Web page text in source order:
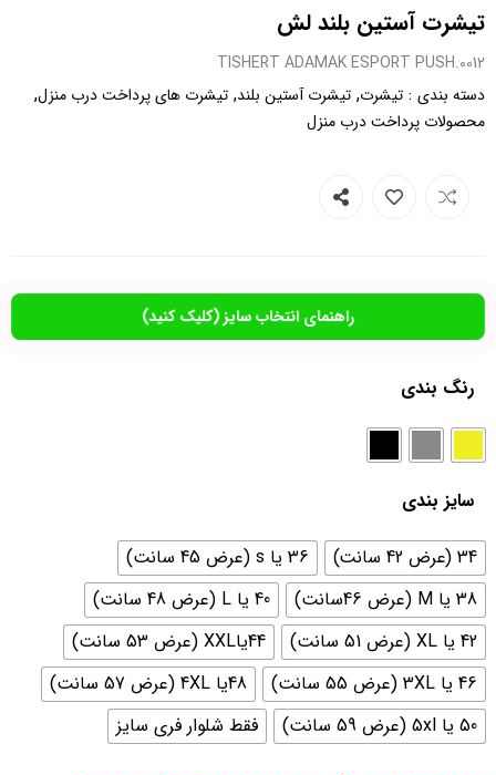
تیشرت آستین بلند لش
0012.TISHERT ADAMAK ESPORT PUSH
دسته بندی : تیشرت, تیشرت آستین بلند, تیشرت های پرداخت درب منزل,
محصولات پرداخت درب منزل
راهنمای انتخاب سایز (کلیک کنید)
رنگ بندی
سایز بندی
34 (عرض 42 سانت)
36 یا s (عرض 45 سانت)
38 یا M (عرض 46سانت)
40 یا L (عرض 48 سانت)
42 یا XL (عرض 51 سانت)
44یاXXL (عرض 53 سانت)
46 یا 3XL (عرض 55 سانت)
48یا 4XL (عرض 57 سانت)
50 یا 5xl (عرض 59 سانت)
فقط شلوار فری سایز